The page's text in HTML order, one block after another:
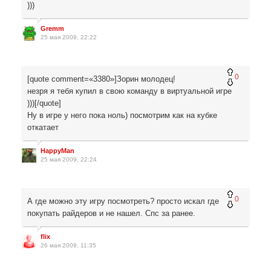
)))
Gremm
25 мая 2009, 22:22
0
[quote comment=«3380»]Зорин молодец!
незря я тебя купил в свою команду в виртуальной игре
)))[/quote]
Ну в игре у него пока ноль) посмотрим как на кубке
откатает
HappyMan
25 мая 2009, 22:24
0
А где можно эту игру посмотреть? просто искал где
покупать райдеров и не нашел. Спс за ранее.
flix
26 мая 2009, 11:35